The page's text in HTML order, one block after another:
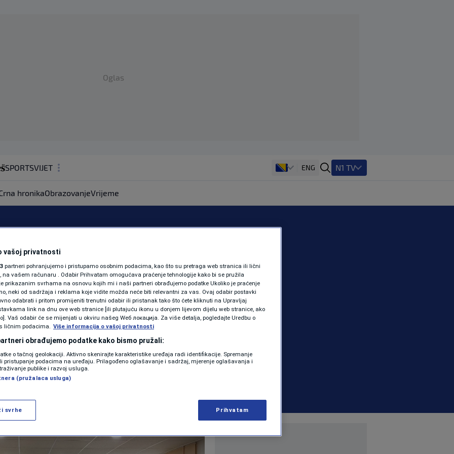
Oglas
SPORTSVIJET
ZDRAVLJE
SHOWBIZ
PODCAST
N1 SPECIJAL
FENOMENI
NEISTRAŽENO
VIRALNO
VIDEO
ENG N1 TV
hronikaObrazovanjeVrijeme
diskusija
Istoka i Zapada“
| VIJESTI 0 komentara
Više
vašoj privatnosti
partneri pohranjujemo i pristupamo osobnim podacima, kao što su pretraga web stranica ili lični
na vašem računaru . Odabir Prihvatam omogućava praćenje tehnologije kako bi se pružila
prikazanim svrhama na osnovu kojih mi i naši partneri obrađujemo podatke Ukoliko je praćenje
neki od sadržaja i reklama koje vidite možda neće biti relevantni za vas. Ovaj odabir postavki
odabrati i pritom promijeniti trenutni odabir ili pristanak tako što ćete kliknuti na Upravljaj
link na dnu ove web stranice [ili plutajuću ikonu u donjem lijevom dijelu web stranice, ako
Vaš odabir će se mijenjati u okviru našeg Wеб локација. Za više detalja, pogledajte Uredbu o
ličnim podacima. Više informacija o vašoj privatnosti
obrađujemo podatke kako bismo pružali:
o tačnoj geolokaciji. Aktivno skenirajte karakteristike uređaja radi identifikacije. Spremanje
pristupanje podacima na uređaju. Prilagođeno oglašavanje i sadržaj, mjerenje oglašavanja i
publike i razvoj usluga.
(pružalaca usluga)
svrhe Prihvatam